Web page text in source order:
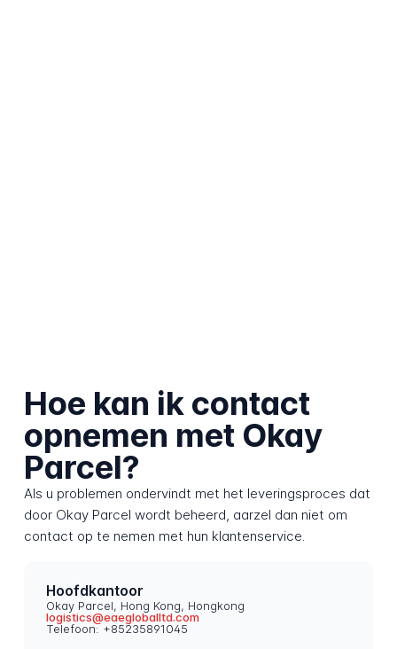
Hoe kan ik contact
opnemen met Okay
Parcel?
Als u problemen ondervindt met het leveringsproces dat
door Okay Parcel wordt beheerd, aarzel dan niet om
contact op te nemen met hun klantenservice.
Hoofdkantoor
Okay Parcel, Hong Kong, Hongkong
logistics@eaegloballtd.com
Telefoon: +85235891045